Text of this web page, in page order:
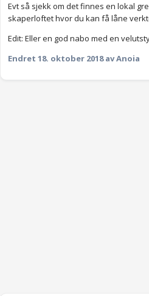
Evt så sjekk om det finnes en lokal
skaperloftet hvor du kan få låne
Edit: Eller en god nabo med en
Endret 18. oktober 2018av Anoia